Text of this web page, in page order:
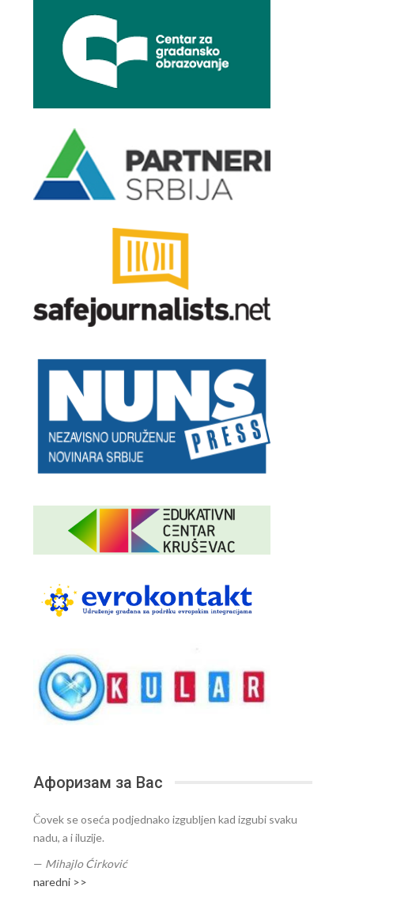
Афоризам за Вас
Čovek se oseća podjednako izgubljen kad izgubi svaku
nadu, a i iluzije.
— Mihajlo Ćirković
naredni >>